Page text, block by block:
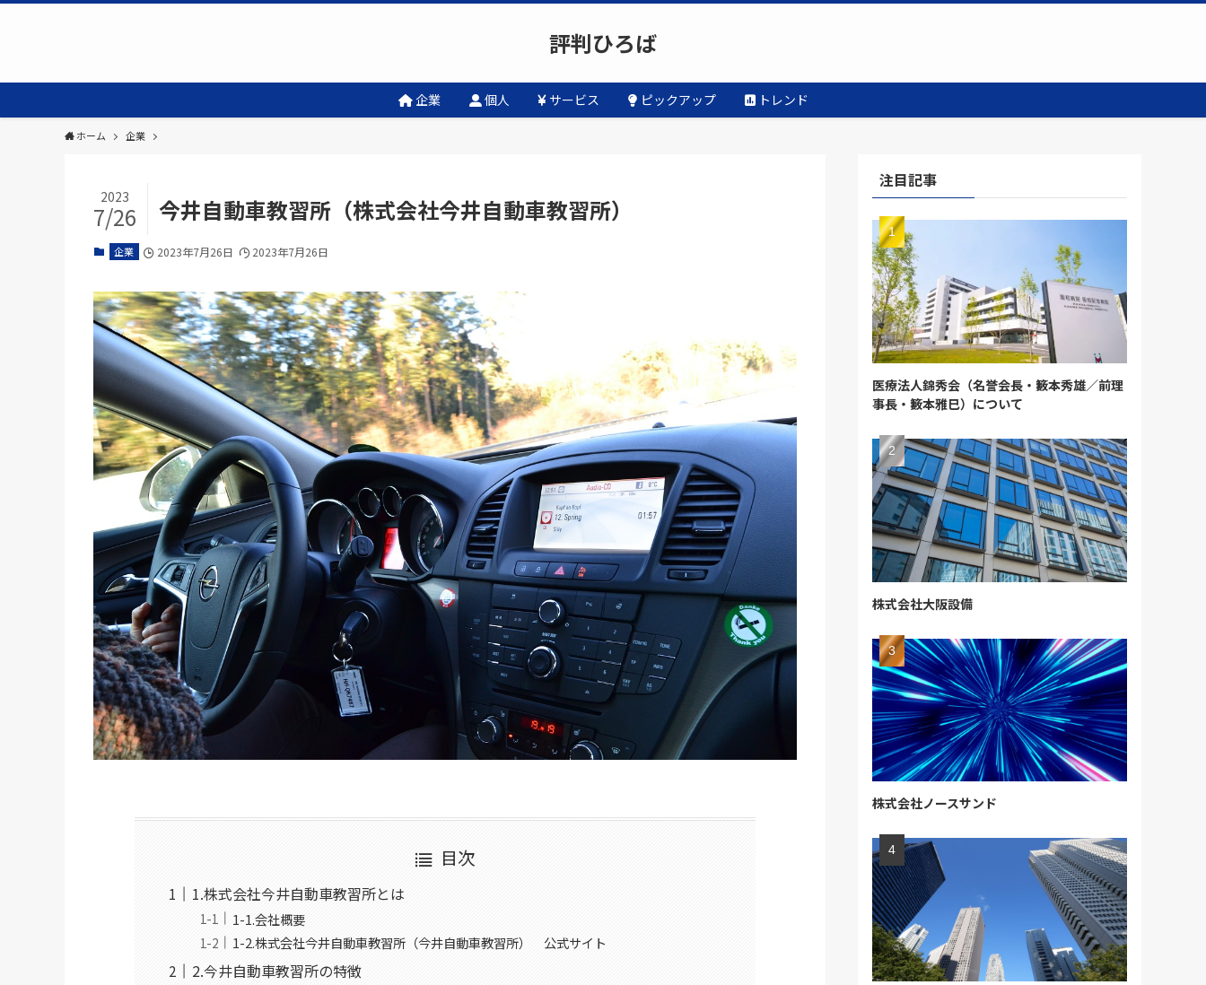
評判ひろば
企業 個人 サービス ピックアップ トレンド
ホーム 企業
今井自動車教習所（株式会社今井自動車教習所）
2023
7/26
企業 2023年7月26日 2023年7月26日
目次
1.株式会社今井自動車教習所とは
1-1.会社概要
1-2.株式会社今井自動車教習所（今井自動車教習所） 公式サイト
2.今井自動車教習所の特徴
注目記事
医療法人錦秀会（名誉会長・籔本秀雄／前理
事長・籔本雅巳）について
株式会社大阪設備
株式会社ノースサンド